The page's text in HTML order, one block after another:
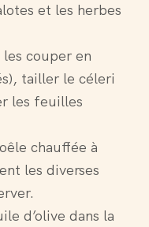
et les herbes
couper en
tailler le céleri
les feuilles
chauffée à
les diverses
d’olive dans la